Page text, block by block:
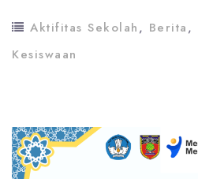
Aktifitas Sekolah, Berita,
Kesiswaan